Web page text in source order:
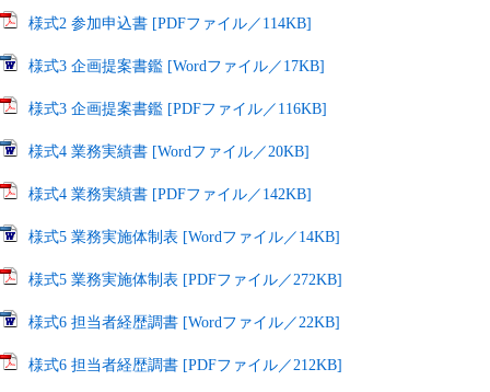
様式2 参加申込書 [PDFファイル／114KB]
様式3 企画提案書鑑 [Wordファイル／17KB]
様式3 企画提案書鑑 [PDFファイル／116KB]
様式4 業務実績書 [Wordファイル／20KB]
様式4 業務実績書 [PDFファイル／142KB]
様式5 業務実施体制表 [Wordファイル／14KB]
様式5 業務実施体制表 [PDFファイル／272KB]
様式6 担当者経歴調書 [Wordファイル／22KB]
様式6 担当者経歴調書 [PDFファイル／212KB]